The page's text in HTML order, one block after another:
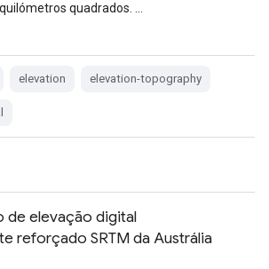
quadrados. …
elevation elevation-topography
de elevação digital
reforçado SRTM da Austrália